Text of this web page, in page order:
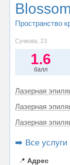
Blossom
Пространство
Сучкова, 23
1.6
балл
Лазерная
Лазерная
Лазерная
➡️ Все услуги
📍 Адрес